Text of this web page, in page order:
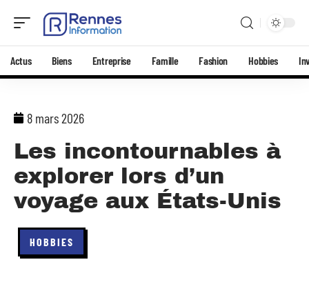
Actus Biens Entreprise Famille Fashion Hobbies
8 mars 2026
Les incontournables à
explorer lors d’un
voyage aux États-Unis
HOBBIES